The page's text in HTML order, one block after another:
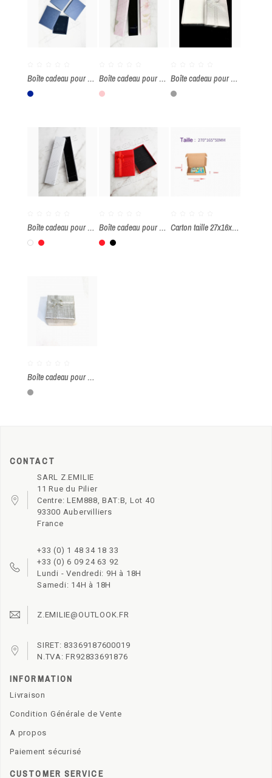
Boîte cadeau pour parure par paquet de 12 pièces
BLEU MARINE
Boîte cadeau pour bracelet par paquet de 12 pièces
Rose
Boîte cadeau pour parure par paquet de 12 pièces
Argenté
Boîte cadeau pour bracelet par paquet de 12 pièces
BlancRouge
Boîte cadeau pour parure par paquet de 6 pièces
Rouge
Noir
Carton taille 27x16x5cm par paquet de 50 pièces
Boîte cadeau pour bague par paquet de 24 pièces
Argenté
CONTACT
SARL Z.EMILIE
11 Rue du Pilier
Centre: LEM888, BAT:B, Lot 40
93300 Aubervilliers
France
+33 (0) 1 48 34 18 33
+33 (0) 6 09 24 63 92
Lundi - Vendredi: 9H à 18H
Samedi: 14H à 18H
Z.EMILIE@OUTLOOK.FR
SIRET: 83369187600019
N.TVA: FR92833691876
INFORMATION
Livraison
Condition Générale de Vente
A propos
Paiement sécurisé
CUSTOMER SERVICE